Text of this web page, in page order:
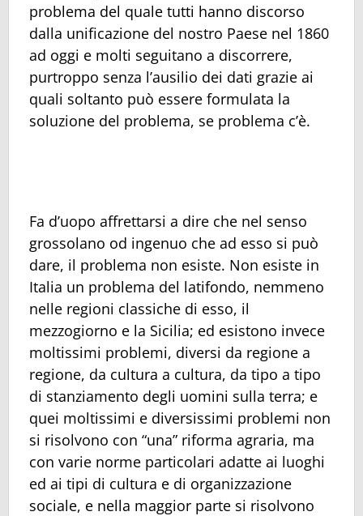
problema del quale tutti hanno discorso
dalla unificazione del nostro Paese nel 1860
ad oggi e molti seguitano a discorrere,
purtroppo senza l’ausilio dei dati grazie ai
quali soltanto può essere formulata la
soluzione del problema, se problema c’è.
Fa d’uopo affrettarsi a dire che nel senso
grossolano od ingenuo che ad esso si può
dare, il problema non esiste. Non esiste in
Italia un problema del latifondo, nemmeno
nelle regioni classiche di esso, il
mezzogiorno e la Sicilia; ed esistono invece
moltissimi problemi, diversi da regione a
regione, da cultura a cultura, da tipo a tipo
di stanziamento degli uomini sulla terra; e
quei moltissimi e diversissimi problemi non
si risolvono con “una” riforma agraria, ma
con varie norme particolari adatte ai luoghi
ed ai tipi di cultura e di organizzazione
sociale, e nella maggior parte si risolvono